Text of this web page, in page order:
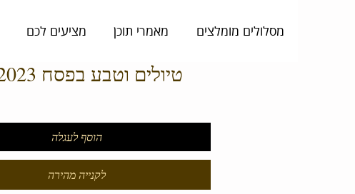
מסלולים מומלצים מאמרי תוכן מציעים לכם
טיולים וטבע בפסח 2023-עפולה
הוסף לעגלה
לקנייה מהירה